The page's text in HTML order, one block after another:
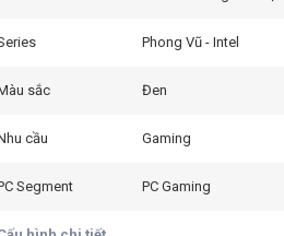
Phong Vũ - Intel
sắc Đen
cầu Gaming
Segment PC Gaming